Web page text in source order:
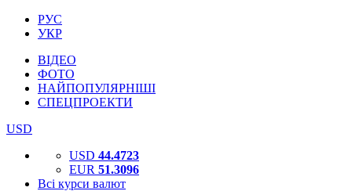
РУС
УКР
ВІДЕО
ФОТО
НАЙПОПУЛЯРНІШІ
СПЕЦПРОЕКТИ
USD
USD 44.4723
EUR 51.3096
Всі курси валют